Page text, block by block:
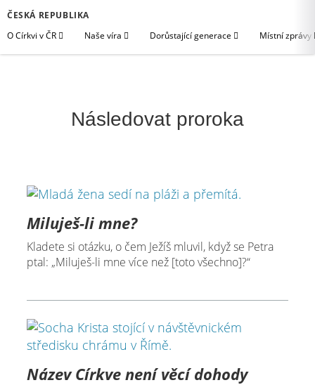
ČESKÁ REPUBLIKA
O Církvi v ČR
Naše víra Dorůstající generace Místní zprávy
Následovat proroka
Miluješ-li mne?
Kladete si otázku, o čem Ježíš mluvil, když se Petra
ptal: „Miluješ-li mne více než [toto všechno]?“
Název Církve není věcí dohody